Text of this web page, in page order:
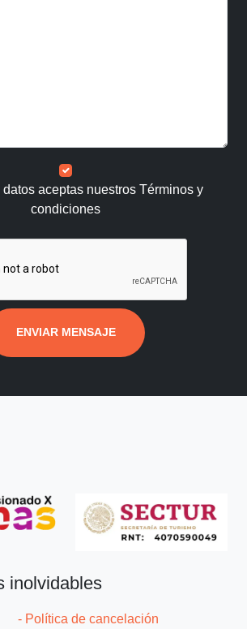
aceptas nuestros Términos y
condiciones
ENVIAR MENSAJE
inolvidables
- Política de cancelación